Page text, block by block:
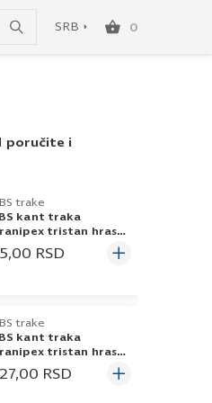
SRB 0
poručite i
trake
kant traka
tristan hrast
23x2
RSD
trake
kant traka
tristan hrast
43x2
RSD